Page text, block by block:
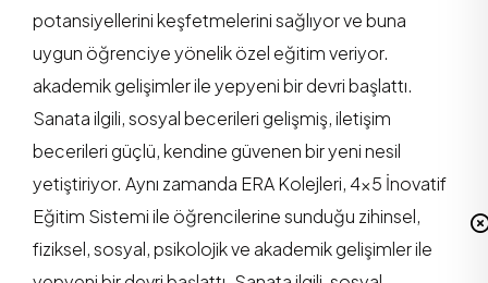
potansiyellerini keşfetmelerini sağlıyor ve buna
uygun öğrenciye yönelik özel eğitim veriyor.
akademik gelişimler ile yepyeni bir devri başlattı.
Sanata ilgili, sosyal becerileri gelişmiş, iletişim
becerileri güçlü, kendine güvenen bir yeni nesil
yetiştiriyor. Aynı zamanda ERA Kolejleri, 4x5 İnovatif
Eğitim Sistemi ile öğrencilerine sunduğu zihinsel,
fiziksel, sosyal, psikolojik ve akademik gelişimler ile